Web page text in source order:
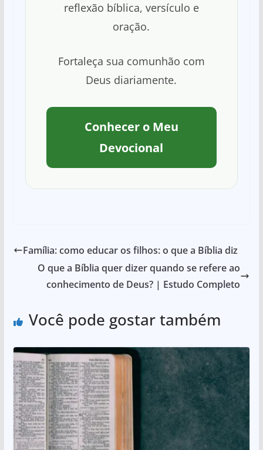
reflexão bíblica, versículo e
oração.
Fortaleça sua comunhão com
Deus diariamente.
Conhecer o Meu
Devocional
Família: como educar os filhos: o que a Bíblia diz
O que a Bíblia quer dizer quando se refere ao
conhecimento de Deus? | Estudo Completo
Você pode gostar também